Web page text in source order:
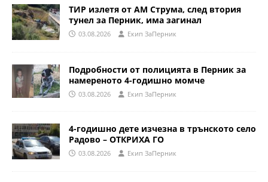
ТИР излетя от АМ Струма, след втория
тунел за Перник, има загинал
03.08.2026 Eкип ЗаПерник
Подробности от полицията в Перник за
намереното 4-годишно момче
03.08.2026 Eкип ЗаПерник
4-годишно дете изчезна в трънското село
Радово – ОТКРИХА ГО
03.08.2026 Eкип ЗаПерник